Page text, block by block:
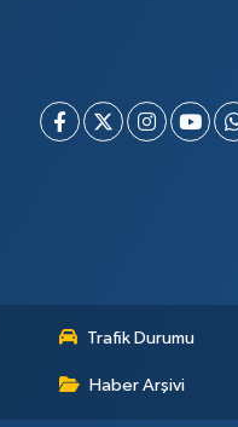
Trafik Durumu
Haber Arşivi